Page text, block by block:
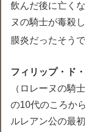
飲んだ後に亡く
ヌの騎士が毒殺
膜炎だったそうで
フィリップ・ド
（ロレーヌの騎
の10代のころか
ルレアン公の最